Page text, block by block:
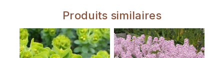
Produits similaires